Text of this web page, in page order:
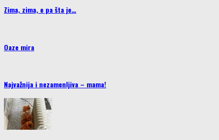
Zima, zima, e pa šta je…
Oaze mira
Najvažnija i nezamenljiva – mama!